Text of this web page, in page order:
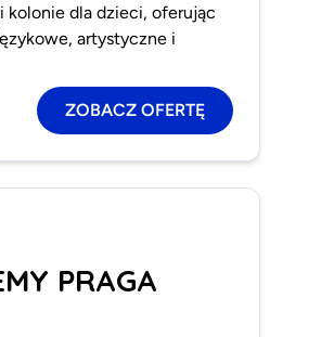
kolonie dla dzieci, oferując
artystyczne i
ZOBACZ OFERTĘ
PRAGA